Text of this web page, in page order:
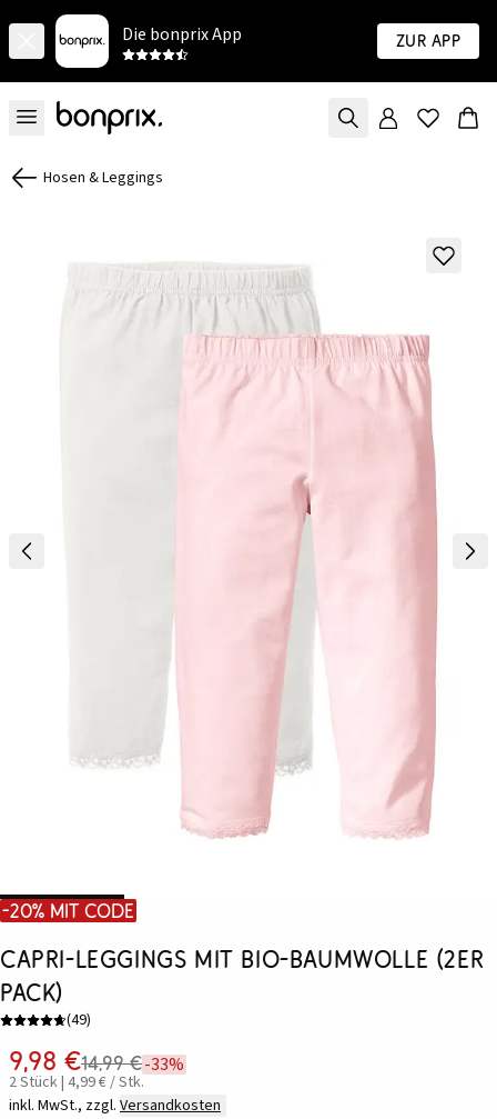
Die bonprix App Zur App
Hosen & Leggings
-20% mit Code
Capri-Leggings mit Bio-Baumwolle (2er
Pack)
(49)
9,98 €14,99 €-33%
2 Stück | 4,99 € / Stk.
inkl. MwSt., zzgl. Versandkosten